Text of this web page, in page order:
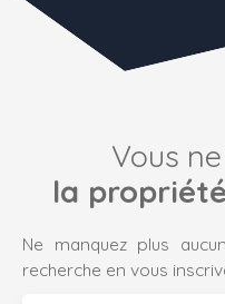
Vous
la
Ne manquez plus
recherche en vous